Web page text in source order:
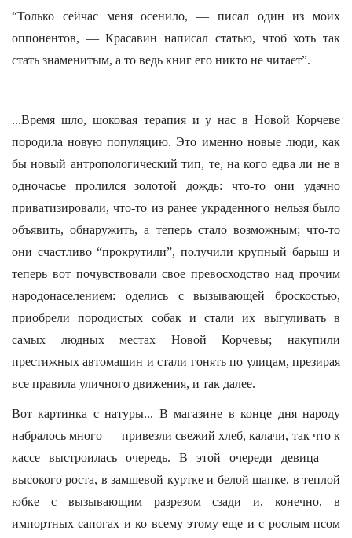
“Только сейчас меня осенило, — писал один из моих
оппонентов, — Красавин написал статью, чтоб хоть так
стать знаменитым, а то ведь книг его никто не читает”.
...Время шло, шоковая терапия и у нас в Новой Корчеве
породила новую популяцию. Это именно новые люди, как
бы новый антропологический тип, те, на кого едва ли не в
одночасье пролился золотой дождь: что-то они удачно
приватизировали, что-то из ранее украденного нельзя было
объявить, обнаружить, а теперь стало возможным; что-то
они счастливо “прокрутили”, получили крупный барыш и
теперь вот почувствовали свое превосходство над прочим
народонаселением: оделись с вызывающей броскостью,
приобрели породистых собак и стали их выгуливать в
самых людных местах Новой Корчевы; накупили
престижных автомашин и стали гонять по улицам, презирая
все правила уличного движения, и так далее.
Вот картинка с натуры... В магазине в конце дня народу
набралось много — привезли свежий хлеб, калачи, так что к
кассе выстроилась очередь. В этой очереди девица —
высокого роста, в замшевой куртке и белой шапке, в теплой
юбке с вызывающим разрезом сзади и, конечно, в
импортных сапогах и ко всему этому еще и с рослым псом